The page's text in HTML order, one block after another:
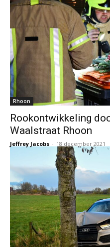
Rhoon
Rookontwikkeling
Waalstraat Rhoon
Jeffrey Jacobs - 18 december 2021